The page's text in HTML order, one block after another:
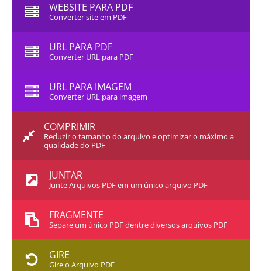
WEBSITE PARA PDF
Converter site em PDF
URL PARA PDF
Converter URL para PDF
URL PARA IMAGEM
Converter URL para imagem
COMPRIMIR
Reduzir o tamanho do arquivo e optimizar o máximo a
qualidade do PDF
JUNTAR
Junte Arquivos PDF em um único arquivo PDF
FRAGMENTE
Separe um único PDF dentre diversos arquivos PDF
GIRE
Gire o Arquivo PDF